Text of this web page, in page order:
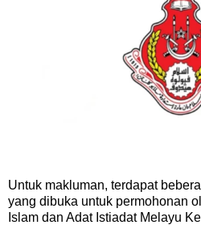
Untuk makluman, terdapat
yang dibuka untuk permohonan
Islam dan Adat Istiadat Melayu